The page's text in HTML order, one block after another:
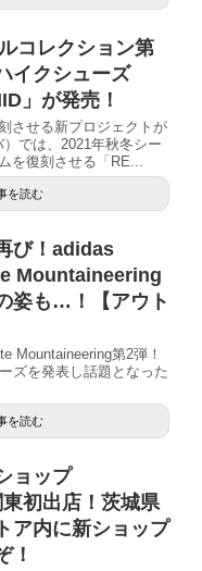
コレクション第
イクシューズ
」が発売！
させる新プロジェクトが
では、2021年秋冬シー
を復刻させる「RE...
を読む
び！adidas
Mountaineering
姿も…！【アウト
Mountaineering第2弾！
ズを発表し話題となった
を読む
ョップ
東初出店！茨城県
ア内に新ショップ
！